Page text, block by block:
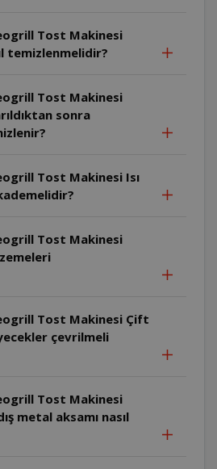
Tost Makinesi
temizlenmelidir?
Tost Makinesi
sonra
Tost Makinesi Isı
Tost Makinesi
Tost Makinesi Çift
çevrilmeli
Tost Makinesi
metal aksamı nasıl